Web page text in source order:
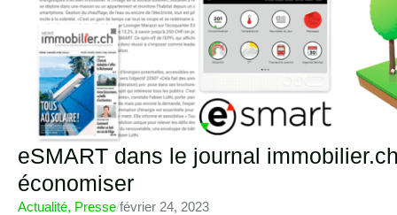
eSMART dans le journal
économiser
Actualité, Presse/février 24, 2023